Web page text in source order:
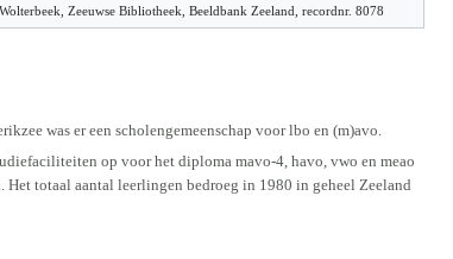
Zeeuwse Bibliotheek, Beeldbank Zeeland, recordnr. 8078
was er een scholengemeenschap voor lbo en (m)avo.
op voor het diploma mavo-4, havo, vwo en meao
totaal aantal leerlingen bedroeg in 1980 in geheel Zeeland